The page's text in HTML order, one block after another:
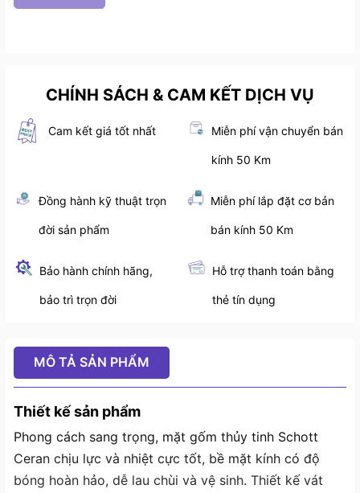
CHÍNH SÁCH & CAM KẾT DỊCH VỤ
Cam kết giá tốt nhất Miễn phí vận chuyển bán
kính 50 Km
Đồng hành kỹ thuật trọn
đời sản phẩm
Miễn phí lắp đặt cơ bản
bán kính 50 Km
Bảo hành chính hãng,
bảo trì trọn đời
Hỗ trợ thanh toán bằng
thẻ tín dụng
MÔ TẢ SẢN PHẨM
Thiết kế sản phẩm
Phong cách sang trọng, mặt gốm thủy tinh Schott
Ceran chịu lực và nhiệt cực tốt, bề mặt kính có độ
bóng hoàn hảo, dễ lau chùi và vệ sinh. Thiết kế vát